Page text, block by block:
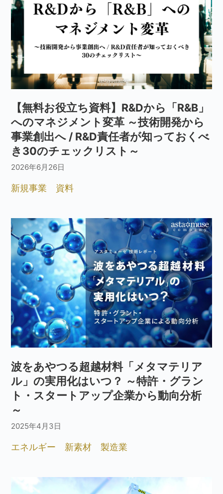
【無料お役立ち資料】R&Dから「R&B」
へのマネジメント変革 ～技術開発から
事業創出へ / R&D責任者が知っておくべ
き30のチェックリスト～
2026年6月26日
新規事業 資料
波をあやつる超越材料「メタマテリア
ル」の実用化はいつ？ ～特許・グラン
ト・スタートアップ企業から動向分析
～
2025年4月3日
エネルギー 新素材 製造業